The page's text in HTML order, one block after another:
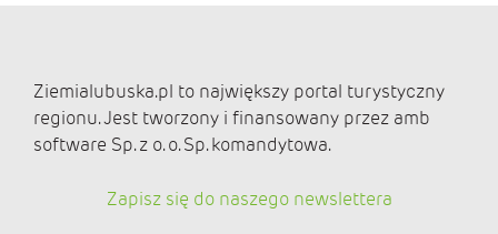
Ziemialubuska.pl to największy portal turystyczny
regionu. Jest tworzony i finansowany przez amb
software Sp. z o. o. Sp. komandytowa.
Zapisz się do naszego newslettera